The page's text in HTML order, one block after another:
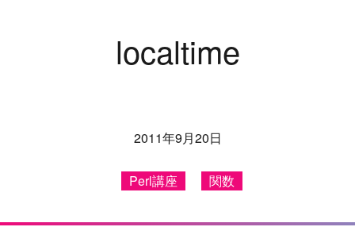
localtime
2011年9月20日
Perl講座 関数